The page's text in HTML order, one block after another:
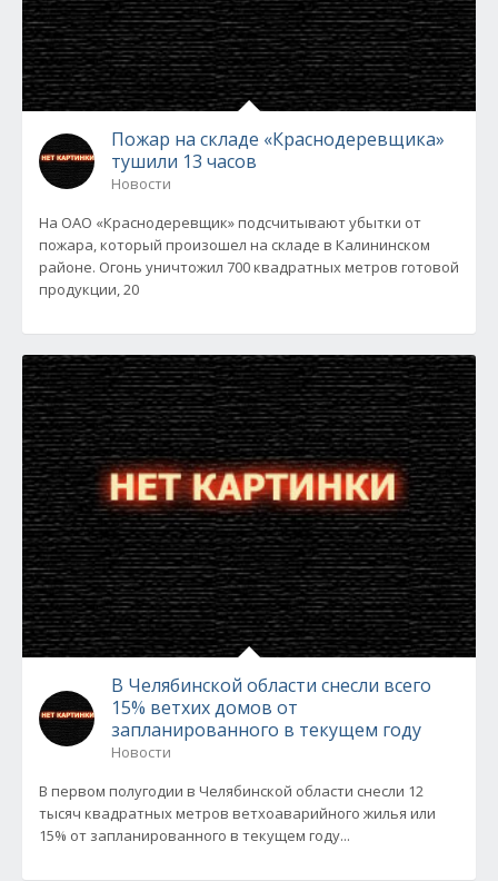
Пожар на складе «Краснодеревщика»
тушили 13 часов
Новости
На ОАО «Краснодеревщик» подсчитывают убытки от
пожара, который произошел на складе в Калининском
районе. Огонь уничтожил 700 квадратных метров готовой
продукции, 20
В Челябинской области снесли всего
15% ветхих домов от
запланированного в текущем году
Новости
В первом полугодии в Челябинской области снесли 12
тысяч квадратных метров ветхоаварийного жилья или
15% от запланированного в текущем году...